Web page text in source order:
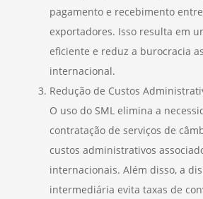
pagamento e recebimento
exportadores. Isso resulta em
eficiente e reduz a burocracia
internacional.
Redução de Custos
O uso do SML elimina a
contratação de serviços de
custos administrativos
internacionais. Além disso, a
intermediária evita taxas de